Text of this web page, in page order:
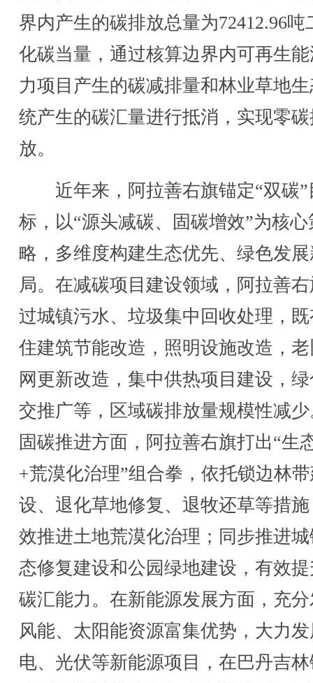
界内产生的碳排放总量为72412.96吨
化碳当量，通过核算边界内可再生
力项目产生的碳减排量和林业草地
统产生的碳汇量进行抵消，实现零
放。
近年来，阿拉善右旗锚定“双碳”
标，以“源头减碳、固碳增效”为核心
略，多维度构建生态优先、绿色发
局。在减碳项目建设领域，阿拉善
过城镇污水、垃圾集中回收处理，
住建筑节能改造，照明设施改造，
网更新改造，集中供热项目建设，
交推广等，区域碳排放量规模性减
固碳推进方面，阿拉善右旗打出“生
+荒漠化治理”组合拳，依托锁边林
设、退化草地修复、退牧还草等措
效推进土地荒漠化治理；同步推进
态修复建设和公园绿地建设，有效
碳汇能力。在新能源发展方面，充
风能、太阳能资源富集优势，大力
电、光伏等新能源项目，在巴丹吉